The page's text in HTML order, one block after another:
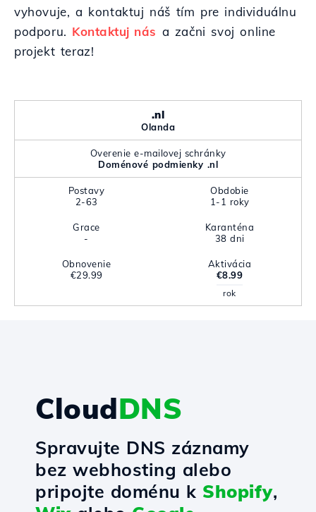
vyhovuje, a kontaktuj náš tím pre individuálnu
podporu. Kontaktuj nás a začni svoj online
projekt teraz!
.nl
Olanda
Overenie e-mailovej schránky
Doménové podmienky .nl
Postavy
2-63
Obdobie
1-1 roky
Grace
-
Karanténa
38 dni
Obnovenie
€29.99
Aktivácia
€8.99
rok
CloudDNS
Spravujte DNS záznamy
bez webhosting alebo
pripojte doménu k Shopify,